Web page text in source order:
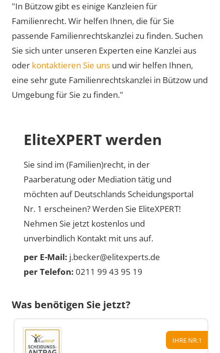
"In Bützow gibt es einige Kanzleien für
Familienrecht. Wir helfen Ihnen, die für Sie
passende Familienrechtskanzlei zu finden. Suchen
Sie sich unter unseren Experten eine Kanzlei aus
oder kontaktieren Sie uns und wir helfen Ihnen,
eine sehr gute Familienrechtskanzlei in Bützow und
Umgebung für Sie zu finden."
EliteXPERT werden
Sie sind im (Familien)recht, in der
Paarberatung oder Mediation tätig und
möchten auf Deutschlands Scheidungsportal
Nr. 1 erscheinen? Werden Sie EliteXPERT!
Nehmen Sie jetzt kostenlos und
unverbindlich Kontakt mit uns auf.
per E-Mail: j.becker@elitexperts.de
per Telefon: 0211 99 43 95 19
Was benötigen Sie jetzt?
IHRE NR.1